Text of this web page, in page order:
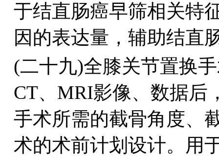
于结直肠癌早筛相关特
因的表达量，辅助结直
(二十九)全膝关节置换
CT、MRI影像、数据后
手术所需的截骨角度、
术的术前计划设计。用